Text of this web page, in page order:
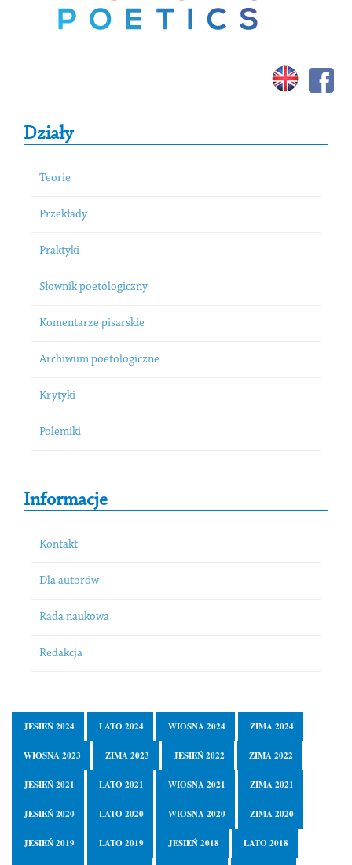
Primary Sidebar
Działy
Teorie
Przekłady
Praktyki
Słownik poetologiczny
Komentarze pisarskie
Archiwum poetologiczne
Krytyki
Polemiki
Informacje
Kontakt
Dla autorów
Rada naukowa
Redakcja
JESIEŃ 2024 LATO 2024 WIOSNA 2024 ZIMA 2024
WIOSNA 2023 ZIMA 2023 JESIEŃ 2022 ZIMA 2022
JESIEŃ 2021 LATO 2021 WIOSNA 2021 ZIMA 2021
JESIEŃ 2020 LATO 2020 WIOSNA 2020 ZIMA 2020
JESIEŃ 2019 LATO 2019 JESIEŃ 2018 LATO 2018